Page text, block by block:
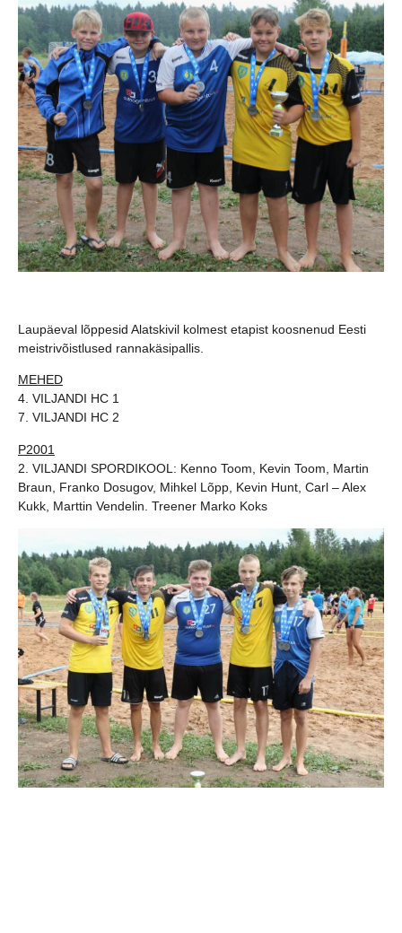
Laupäeval lõppesid Alatskivil kolmest etapist koosnenud Eesti
meistrivõistlused rannakäsipallis.
MEHED
4. VILJANDI HC 1
7. VILJANDI HC 2
P2001
2. VILJANDI SPORDIKOOL: Kenno Toom, Kevin Toom, Martin
Braun, Franko Dosugov, Mihkel Lõpp, Kevin Hunt, Carl – Alex
Kukk, Marttin Vendelin. Treener Marko Koks